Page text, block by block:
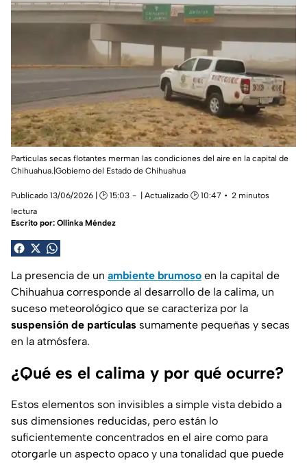
Partículas secas flotantes merman las condiciones del aire en la capital de
Chihuahua.|Gobierno del Estado de Chihuahua
Publicado 13/06/2026 | 🕑 15:03 | Actualizado 🕑 10:47
2 minutos
lectura
Escrito por: Ollinka Méndez
La presencia de un ambiente brumoso en la capital de
Chihuahua corresponde al desarrollo de la calima, un
suceso meteorológico que se caracteriza por la
suspensión de partículas sumamente pequeñas y secas
en la atmósfera.
¿Qué es el calima y por qué ocurre?
Estos elementos son invisibles a simple vista debido a
sus dimensiones reducidas, pero están lo
suficientemente concentrados en el aire como para
otorgarle un aspecto opaco y una tonalidad que puede